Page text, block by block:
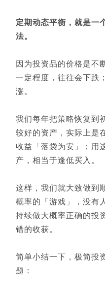
定期动态平衡，就是一
法。
因为投资品的价格是不
一定程度，往往会下跌
涨。
我们每年把策略恢复到
较好的资产，实际上是
收益「落袋为安」；用
产，相当于逢低买入。
这样，我们就大致做到
概率的「游戏」，没有
持续做大概率正确的投
错的收获。
简单小结一下，极简投
题：